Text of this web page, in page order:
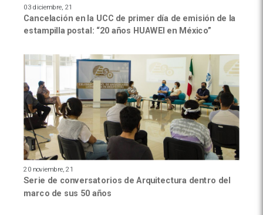
03 diciembre, 21
Cancelación en la UCC de primer día de emisión de la
estampilla postal: “20 años HUAWEI en México”
20 noviembre, 21
Serie de conversatorios de Arquitectura dentro del
marco de sus 50 años